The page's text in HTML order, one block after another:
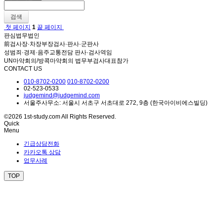
검색
첫 페이지 1 끝 페이지
판심법무법인
前검사장·차장부장검사·판사·군판사
성범죄·경제·음주교통전담 판사·검사역임
UN마약회의/방콕마약회의 법무부검사대표참가
CONTACT US
010-8702-0200 010-8702-0200
02-523-0533
judgemind@judgemind.com
서울주사무소: 서울시 서초구 서초대로 272, 9층 (한국아이비에스빌딩)
©2026 1st-study.com All Rights Reserved.
Quick
Menu
긴급상담전화
카카오톡 상담
업무사례
TOP